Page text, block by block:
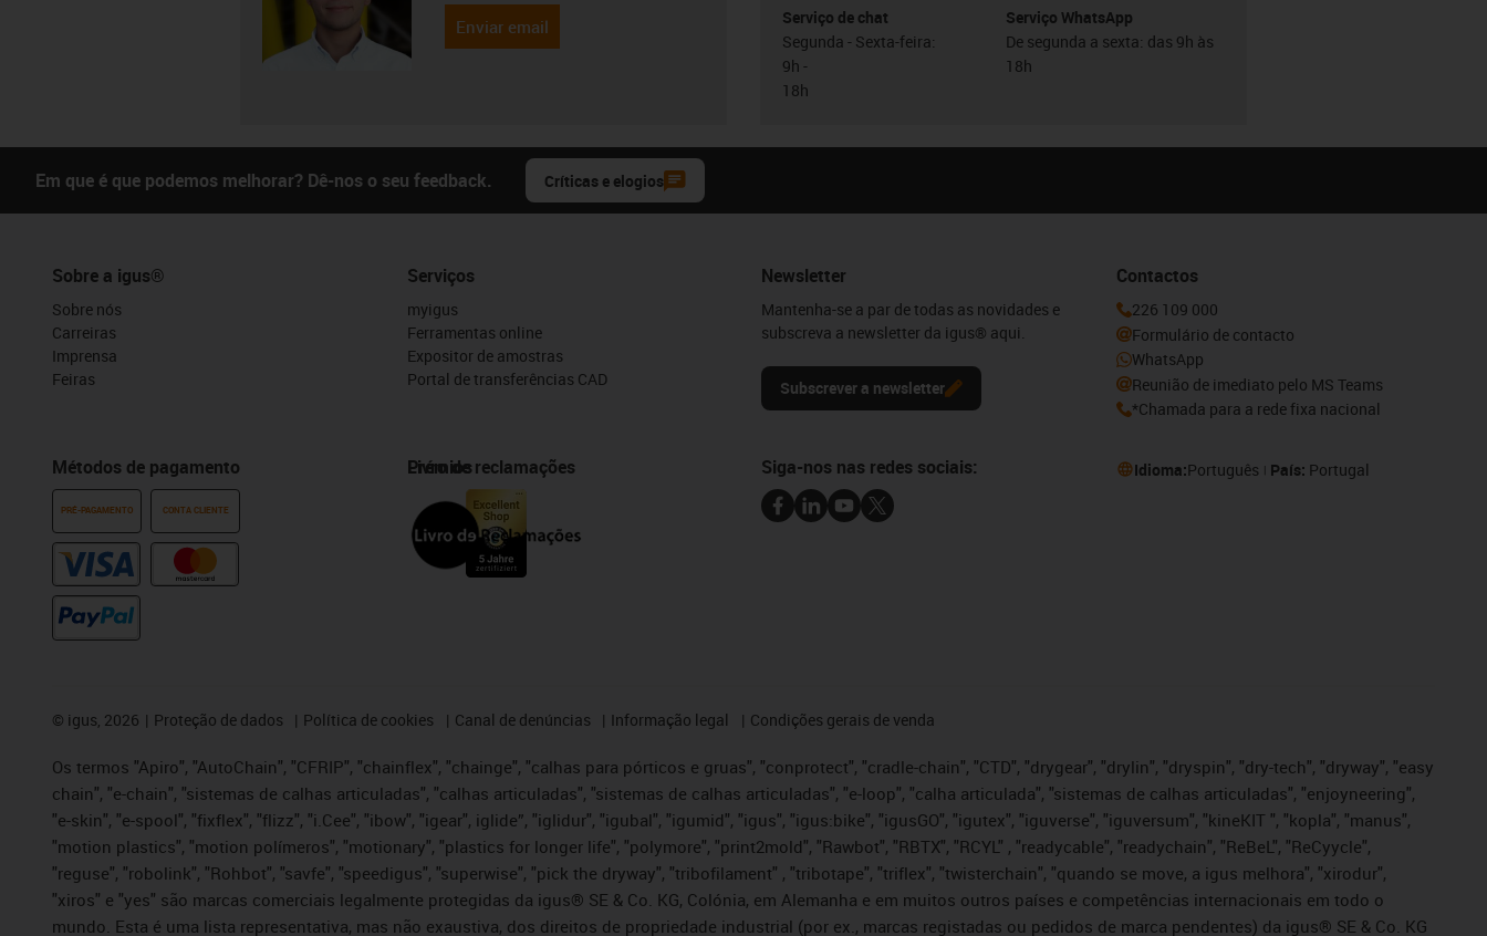
Enviar email
Serviço de chat
Segunda - Sexta-feira:
9h -
18h
Serviço WhatsApp
De segunda a sexta: das 9h às
18h
Em que é que podemos melhorar? Dê-nos o seu feedback. Críticas e elogios
Sobre a igus®
Sobre nós
Carreiras
Imprensa
Feiras
Métodos de pagamento
PRÉ-PAGAMENTO CONTA CLIENTE
Serviços
myigus
Ferramentas online
Expositor de amostras
Portal de transferências CAD
Prémios
Livro de reclamações
Newsletter
Mantenha-se a par de todas as novidades e
subscreva a newsletter da igus® aqui.
Subscrever a newsletter
Contactos
226 109 000
Formulário de contacto
WhatsApp
Reunião de imediato pelo MS Teams
*Chamada para a rede fixa nacional
Siga-nos nas redes sociais: Idioma:Português País: Portugal
© igus, 2026 Proteção de dados Política de cookies Canal de denúncias Informação legal Condições gerais de venda
Os termos "Apiro", "AutoChain", "CFRIP", "chainflex", "chainge", "calhas para pórticos e gruas", "conprotect", "cradle-chain", "CTD", "drygear", "drylin", "dryspin", "dry-tech", "dryway", "easy
chain", "e-chain", "sistemas de calhas articuladas", "calhas articuladas", "sistemas de calhas articuladas", "e-loop", "calha articulada", "sistemas de calhas articuladas", "enjoyneering",
"e-skin", "e-spool", "fixflex", "flizz", "i.Cee", "ibow", "igear", iglide”, "iglidur", "igubal", "igumid", "igus", "igus:bike", "igusGO", "igutex", "iguverse", "iguversum", "kineKIT ", "kopla", "manus",
"motion plastics", "motion polímeros", "motionary", "plastics for longer life", "polymore", "print2mold", "Rawbot", "RBTX", "RCYL" , "readycable", "readychain", "ReBeL", "ReCyycle",
"reguse", "robolink", "Rohbot", "savfe", "speedigus", "superwise", "pick the dryway", "tribofilament" , "tribotape", "triflex", "twisterchain", "quando se move, a igus melhora", "xirodur",
"xiros" e "yes" são marcas comerciais legalmente protegidas da igus® SE & Co. KG, Colónia, em Alemanha e em muitos outros países e competências internacionais em todo o
mundo. Esta é uma lista representativa, mas não exaustiva, dos direitos de propriedade industrial (por ex., marcas registadas ou pedidos de marca pendentes) da igus® SE & Co. KG